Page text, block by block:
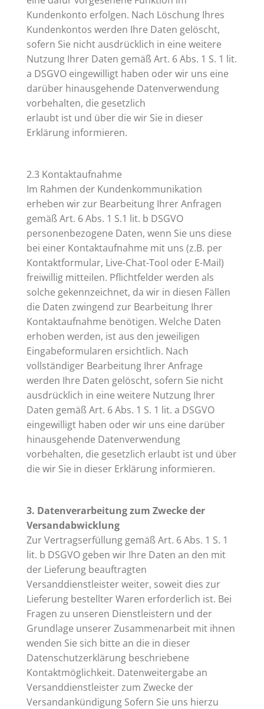
Kundenkonto erfolgen. Nach Löschung Ihres
Kundenkontos werden Ihre Daten gelöscht,
sofern Sie nicht ausdrücklich in eine weitere
Nutzung Ihrer Daten gemäß Art. 6 Abs. 1 S. 1 lit.
a DSGVO eingewilligt haben oder wir uns eine
darüber hinausgehende Datenverwendung
vorbehalten, die gesetzlich
erlaubt ist und über die wir Sie in dieser
Erklärung informieren.
2.3 Kontaktaufnahme
Im Rahmen der Kundenkommunikation
erheben wir zur Bearbeitung Ihrer Anfragen
gemäß Art. 6 Abs. 1 S.1 lit. b DSGVO
personenbezogene Daten, wenn Sie uns diese
bei einer Kontaktaufnahme mit uns (z.B. per
Kontaktformular, Live-Chat-Tool oder E-Mail)
freiwillig mitteilen. Pflichtfelder werden als
solche gekennzeichnet, da wir in diesen Fällen
die Daten zwingend zur Bearbeitung Ihrer
Kontaktaufnahme benötigen. Welche Daten
erhoben werden, ist aus den jeweiligen
Eingabeformularen ersichtlich. Nach
vollständiger Bearbeitung Ihrer Anfrage
werden Ihre Daten gelöscht, sofern Sie nicht
ausdrücklich in eine weitere Nutzung Ihrer
Daten gemäß Art. 6 Abs. 1 S. 1 lit. a DSGVO
eingewilligt haben oder wir uns eine darüber
hinausgehende Datenverwendung
vorbehalten, die gesetzlich erlaubt ist und über
die wir Sie in dieser Erklärung informieren.
3. Datenverarbeitung zum Zwecke der
Versandabwicklung
Zur Vertragserfüllung gemäß Art. 6 Abs. 1 S. 1
lit. b DSGVO geben wir Ihre Daten an den mit
der Lieferung beauftragten
Versanddienstleister weiter, soweit dies zur
Lieferung bestellter Waren erforderlich ist. Bei
Fragen zu unseren Dienstleistern und der
Grundlage unserer Zusammenarbeit mit ihnen
wenden Sie sich bitte an die in dieser
Datenschutzerklärung beschriebene
Kontaktmöglichkeit. Datenweitergabe an
Versanddienstleister zum Zwecke der
Versandankündigung Sofern Sie uns hierzu